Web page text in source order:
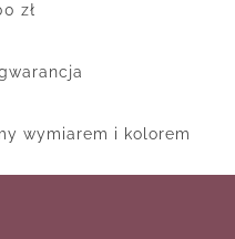
zł
wymiarem i kolorem